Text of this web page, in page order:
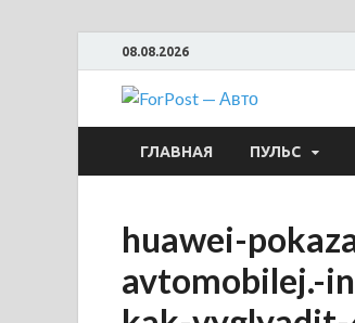
08.08.2026
ГЛАВНАЯ ПУЛЬС
huawei-
avtomobilej.-